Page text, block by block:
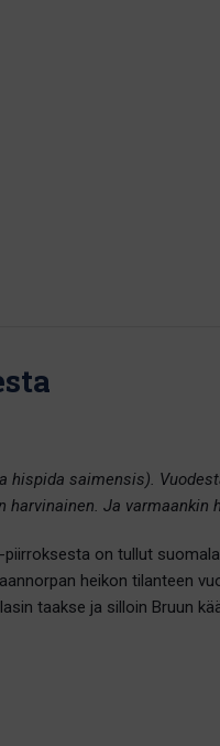
hispida saimensis).
harvinainen. Ja
piirroksesta on tullut
heikon tilanteen
taakse ja silloin Bruun